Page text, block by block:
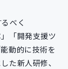
べく
「開発支援ツ
動的に技術を
た新人研修、